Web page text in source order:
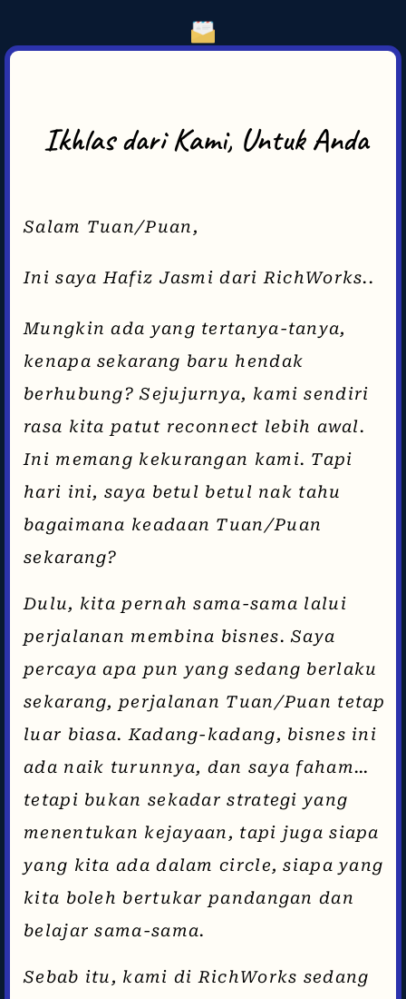
Ikhlas dari Kami, Untuk Anda
Salam Tuan/Puan,
Ini saya Hafiz Jasmi dari RichWorks..
Mungkin ada yang tertanya-tanya,
kenapa sekarang baru hendak
berhubung? Sejujurnya, kami sendiri
rasa kita patut reconnect lebih awal.
Ini memang kekurangan kami. Tapi
hari ini, saya betul betul nak tahu
bagaimana keadaan Tuan/Puan
sekarang?
Dulu, kita pernah sama-sama lalui
perjalanan membina bisnes. Saya
percaya apa pun yang sedang berlaku
sekarang, perjalanan Tuan/Puan tetap
luar biasa. Kadang-kadang, bisnes ini
ada naik turunnya, dan saya faham…
tetapi bukan sekadar strategi yang
menentukan kejayaan, tapi juga siapa
yang kita ada dalam circle, siapa yang
kita boleh bertukar pandangan dan
belajar sama-sama.
Sebab itu, kami di RichWorks sedang